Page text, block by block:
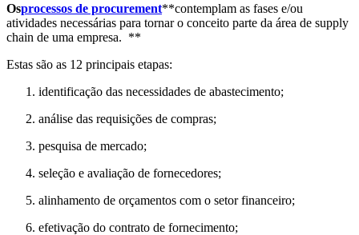
Osprocessos de procurement**contemplam as fases e/ou
atividades necessárias para tornar o conceito parte da área de supply
chain de uma empresa. **
Estas são as 12 principais etapas:
identificação das necessidades de abastecimento;
análise das requisições de compras;
pesquisa de mercado;
seleção e avaliação de fornecedores;
alinhamento de orçamentos com o setor financeiro;
efetivação do contrato de fornecimento;